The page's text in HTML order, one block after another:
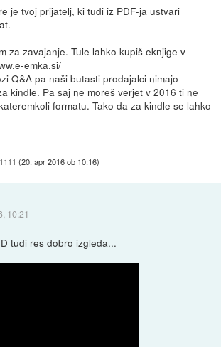
je tvoj prijatelj, ki tudi iz PDF-ja ustvari
za zavajanje. Tule lahko kupiš eknjige v
emka.si/
Q&A pa naši butasti prodajalci nimajo
kindle. Pa saj ne moreš verjet v 2016 ti ne
formatu. Tako da za kindle se lahko
(20. apr 2016 ob 10:16)
10:21
tudi res dobro izgleda...